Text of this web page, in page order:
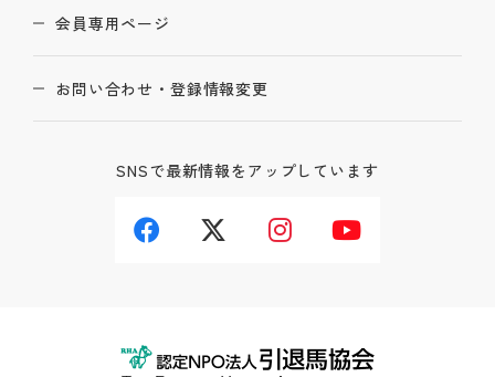
会員専用ページ
お問い合わせ・登録情報変更
SNSで最新情報をアップしています